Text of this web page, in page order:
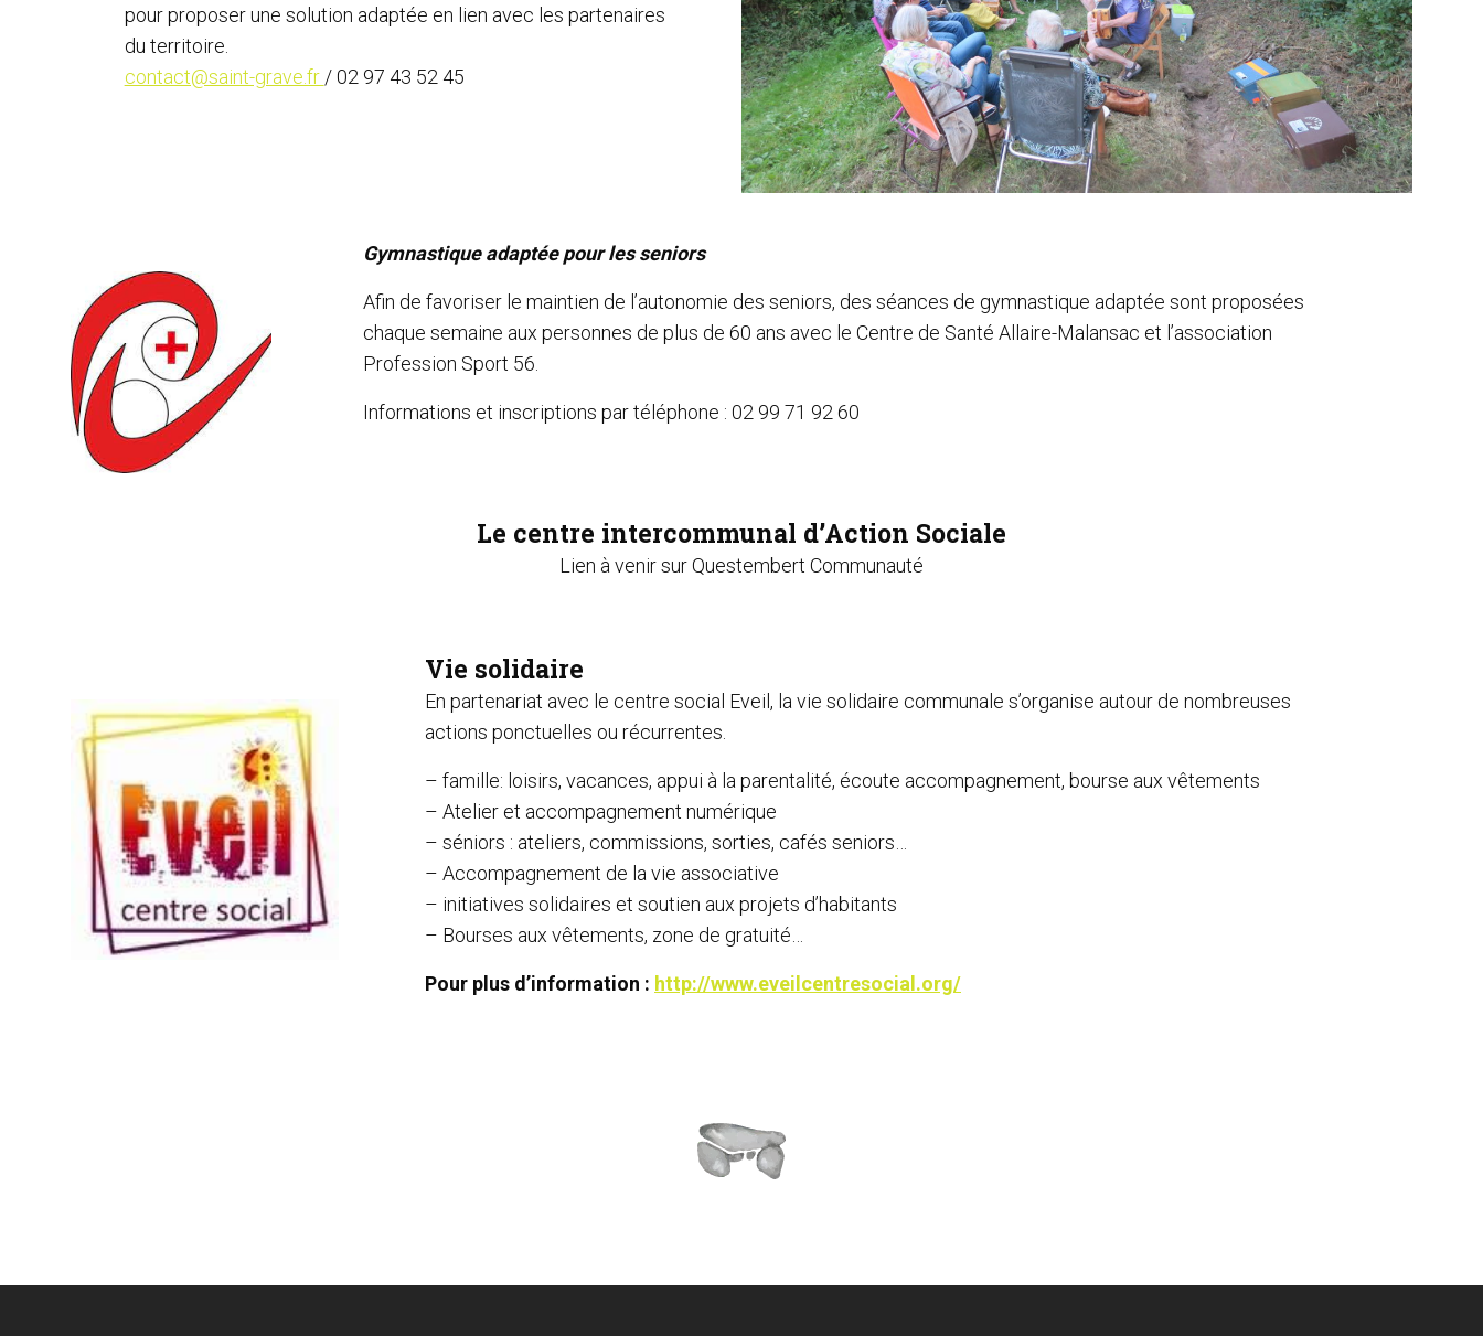
pour proposer une solution adaptée en lien avec les partenaires
du territoire.
contact@saint-grave.fr / 02 97 43 52 45
Gymnastique adaptée pour les seniors
Afin de favoriser le maintien de l’autonomie des seniors, des séances de gymnastique adaptée sont proposées
chaque semaine aux personnes de plus de 60 ans avec le Centre de Santé Allaire-Malansac et l’association
Profession Sport 56.
Informations et inscriptions par téléphone : 02 99 71 92 60
Le centre intercommunal d’Action Sociale
Lien à venir sur Questembert Communauté
Vie solidaire
En partenariat avec le centre social Eveil, la vie solidaire communale s’organise autour de nombreuses
actions ponctuelles ou récurrentes.
– famille: loisirs, vacances, appui à la parentalité, écoute accompagnement, bourse aux vêtements
– Atelier et accompagnement numérique
– séniors : ateliers, commissions, sorties, cafés seniors…
– Accompagnement de la vie associative
– initiatives solidaires et soutien aux projets d’habitants
– Bourses aux vêtements, zone de gratuité…
Pour plus d’information : http://www.eveilcentresocial.org/